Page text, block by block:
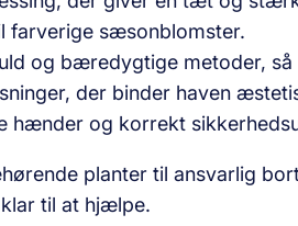
farverige sæsonblomster.
og bæredygtige metoder,
der binder haven
og korrekt
planter til ansvarlig
til at hjælpe.